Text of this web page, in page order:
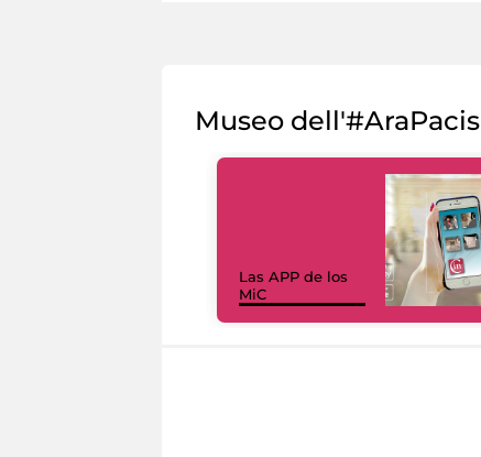
Museo dell'#AraPacis
Las APP de los
MiC